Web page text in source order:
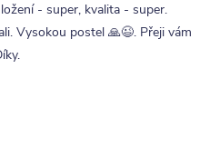
- super, kvalita - super.
Vysokou postel 🙏😉. Přeji vám